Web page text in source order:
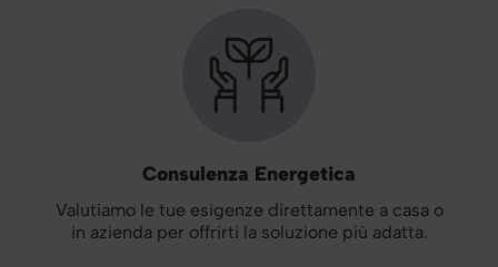
Consulenza Energetica
Valutiamo le tue esigenze direttamente a casa o
in azienda per offrirti la soluzione più adatta.